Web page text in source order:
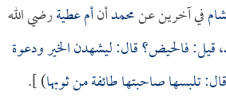
في آخرين عنمحمدأنأم عطيةرضي الله
قيل: فالحيض؟ قال: ليشهدن الخير ودعوة
تلبسها صاحبتها طائفة من ثوبها) ].